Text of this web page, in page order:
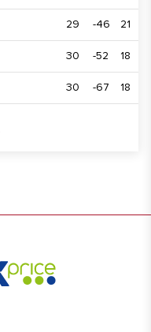
29 -46 21
30 -52 18
30 -67 18